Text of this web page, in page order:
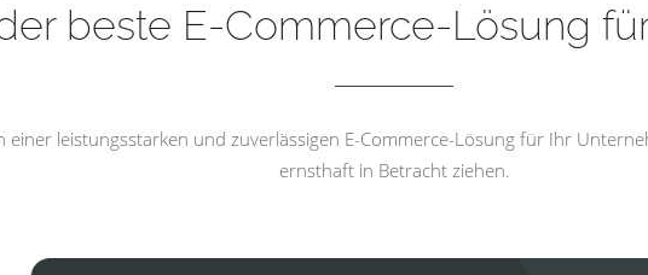
beste E-Commerce-Lösung
einer leistungsstarken und zuverlässigen E-Commerce-Lösung für Ihr
ernsthaft in Betracht ziehen.